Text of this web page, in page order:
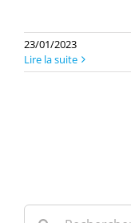
23/01/2023
Lire la suite
Rechercher: